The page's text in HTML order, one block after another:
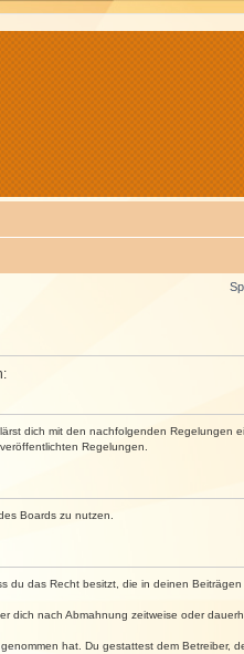
dich mit den nachfolgenden Regelungen
Regelungen.
Boards zu nutzen.
du das Recht besitzt, die in deinen
dich nach Abmahnung zeitweise oder
hat. Du gestattest dem Betreiber,